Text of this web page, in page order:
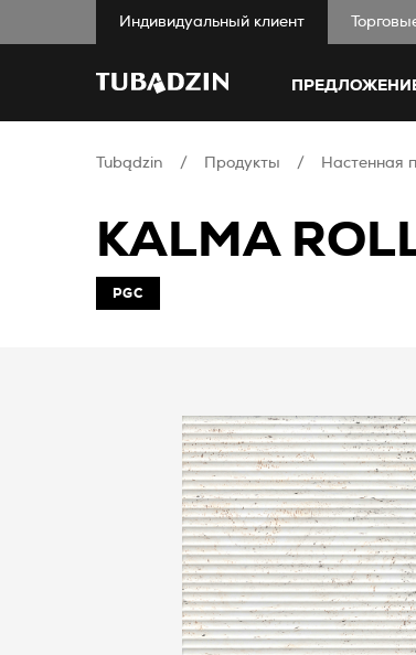
Индивидуальный клиент
Tubądzin Продукты Настенная
KALMA
PGC